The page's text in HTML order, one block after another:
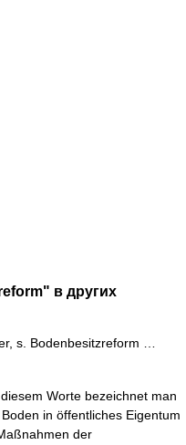
в других
s. Bodenbesitzreform …
Worte bezeichnet man
in öffentliches Eigentum
der